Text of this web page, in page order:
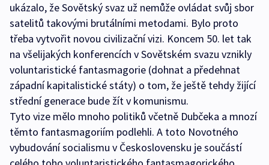
ukázalo, že Sovětský svaz už nemůže ovládat svůj sbor
satelitů takovými brutálními metodami. Bylo proto
třeba vytvořit novou civilizační vizi. Koncem 50. let tak
na všelijakých konferencích v Sovětském svazu vznikly
voluntaristické fantasmagorie (dohnat a předehnat
západní kapitalistické státy) o tom, že ještě tehdy žijící
střední generace bude žít v komunismu.
Tyto vize mělo mnoho politiků včetně Dubčeka a mnozí
těmto fantasmagoriím podlehli. A toto Novotného
vybudování socialismu v Československu je součástí